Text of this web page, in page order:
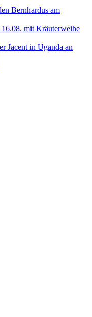
Bernhardus am
mit Kräuterweihe
Jacent in Uganda an